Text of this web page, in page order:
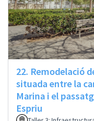
22. Remodelació
situada entre la
Marina i el
Espriu